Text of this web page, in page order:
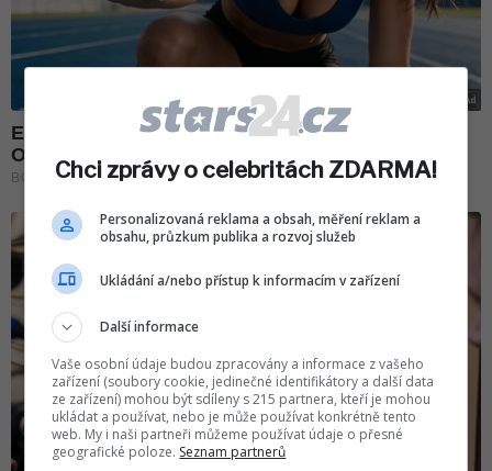
Chci zprávy o celebritách ZDARMA!
Personalizovaná reklama a obsah, měření reklam a
obsahu, průzkum publika a rozvoj služeb
Ukládání a/nebo přístup k informacím v zařízení
Další informace
Vaše osobní údaje budou zpracovány a informace z vašeho
zařízení (soubory cookie, jedinečné identifikátory a další data
ze zařízení) mohou být sdíleny s 215 partnera, kteří je mohou
ukládat a používat, nebo je může používat konkrétně tento
web. My i naši partneři můžeme používat údaje o přesné
geografické poloze. Seznam partnerů